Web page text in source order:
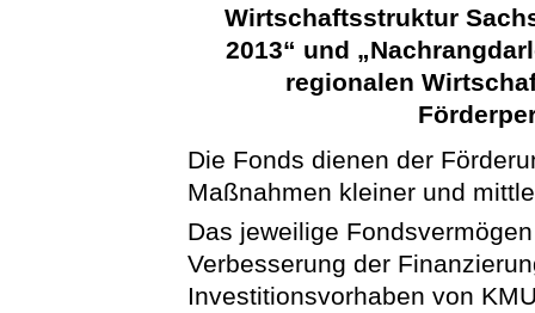
Wirtschaftsstruktur
2013“ und
regionalen
Die Fonds dienen der
Maßnahmen kleiner und
Das jeweilige
Verbesserung der
Investitionsvorhaben von